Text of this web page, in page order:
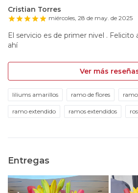
Cristian Torres
miércoles, 28 de may. de 2025
El servicio es de primer nivel . Felicito
ahí
Ver más
liliums amarillos ramo de flores
ramo extendido ramos extendidos
Entregas